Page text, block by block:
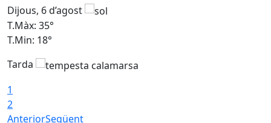
Dijous, 6 d’agost
T.Màx: 35°
T.Min: 18°
Tarda
1
2
AnteriorSegüent